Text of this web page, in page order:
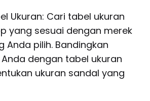
Ukuran: Cari tabel ukuran
yang sesuai dengan merek
Anda pilih. Bandingkan
dengan tabel ukuran
ukuran sandal yang